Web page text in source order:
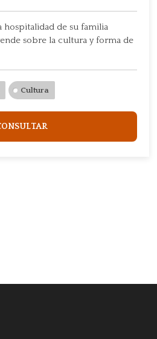
hospitalidad de su familia
sobre la cultura y forma de
Cultura